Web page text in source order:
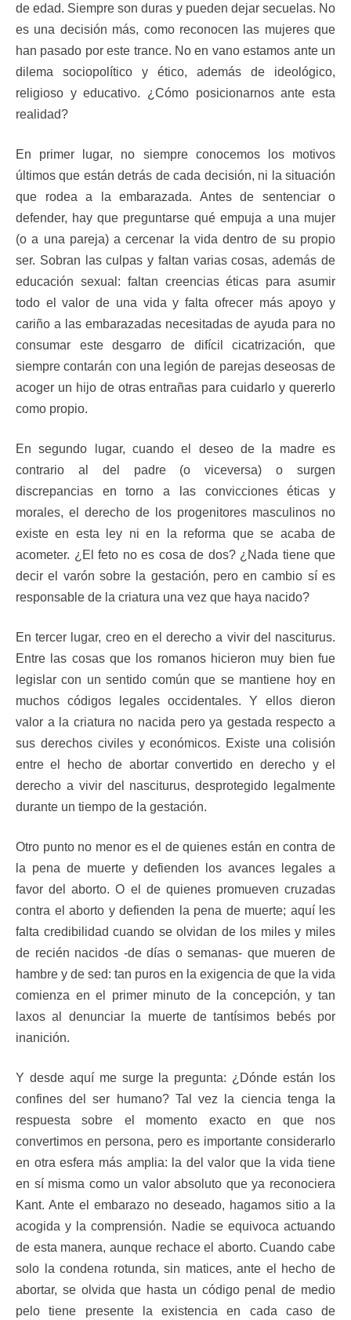
de edad. Siempre son duras y pueden dejar secuelas. No
es una decisión más, como reconocen las mujeres que
han pasado por este trance. No en vano estamos ante un
dilema sociopolítico y ético, además de ideológico,
religioso y educativo. ¿Cómo posicionarnos ante esta
realidad?
En primer lugar, no siempre conocemos los motivos
últimos que están detrás de cada decisión, ni la situación
que rodea a la embarazada. Antes de sentenciar o
defender, hay que preguntarse qué empuja a una mujer
(o a una pareja) a cercenar la vida dentro de su propio
ser. Sobran las culpas y faltan varias cosas, además de
educación sexual: faltan creencias éticas para asumir
todo el valor de una vida y falta ofrecer más apoyo y
cariño a las embarazadas necesitadas de ayuda para no
consumar este desgarro de difícil cicatrización, que
siempre contarán con una legión de parejas deseosas de
acoger un hijo de otras entrañas para cuidarlo y quererlo
como propio.
En segundo lugar, cuando el deseo de la madre es
contrario al del padre (o viceversa) o surgen
discrepancias en torno a las convicciones éticas y
morales, el derecho de los progenitores masculinos no
existe en esta ley ni en la reforma que se acaba de
acometer. ¿El feto no es cosa de dos? ¿Nada tiene que
decir el varón sobre la gestación, pero en cambio sí es
responsable de la criatura una vez que haya nacido?
En tercer lugar, creo en el derecho a vivir del nasciturus.
Entre las cosas que los romanos hicieron muy bien fue
legislar con un sentido común que se mantiene hoy en
muchos códigos legales occidentales. Y ellos dieron
valor a la criatura no nacida pero ya gestada respecto a
sus derechos civiles y económicos. Existe una colisión
entre el hecho de abortar convertido en derecho y el
derecho a vivir del nasciturus, desprotegido legalmente
durante un tiempo de la gestación.
Otro punto no menor es el de quienes están en contra de
la pena de muerte y defienden los avances legales a
favor del aborto. O el de quienes promueven cruzadas
contra el aborto y defienden la pena de muerte; aquí les
falta credibilidad cuando se olvidan de los miles y miles
de recién nacidos -de días o semanas- que mueren de
hambre y de sed: tan puros en la exigencia de que la vida
comienza en el primer minuto de la concepción, y tan
laxos al denunciar la muerte de tantísimos bebés por
inanición.
Y desde aquí me surge la pregunta: ¿Dónde están los
confines del ser humano? Tal vez la ciencia tenga la
respuesta sobre el momento exacto en que nos
convertimos en persona, pero es importante considerarlo
en otra esfera más amplia: la del valor que la vida tiene
en sí misma como un valor absoluto que ya reconociera
Kant. Ante el embarazo no deseado, hagamos sitio a la
acogida y la comprensión. Nadie se equivoca actuando
de esta manera, aunque rechace el aborto. Cuando cabe
solo la condena rotunda, sin matices, ante el hecho de
abortar, se olvida que hasta un código penal de medio
pelo tiene presente la existencia en cada caso de